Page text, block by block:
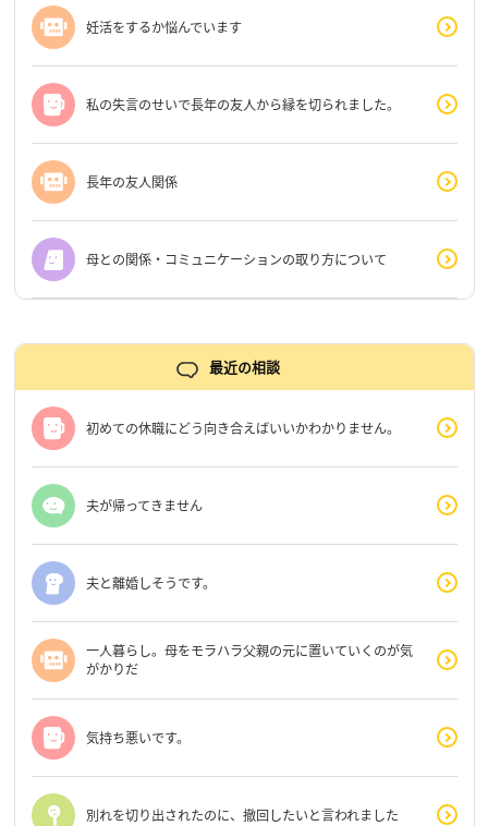
妊活をするか悩んでいます
私の失言のせいで長年の友人から縁を切られました。
長年の友人関係
母との関係・コミュニケーションの取り方について
最近の相談
初めての休職にどう向き合えばいいかわかりません。
夫が帰ってきません
夫と離婚しそうです。
一人暮らし。母をモラハラ父親の元に置いていくのが気
がかりだ
気持ち悪いです。
別れを切り出されたのに、撤回したいと言われました